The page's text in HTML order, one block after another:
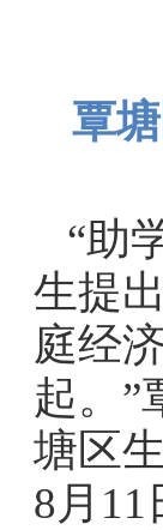
覃
“助
生提
庭经
起。”
塘区
8月